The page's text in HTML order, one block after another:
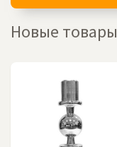
Новые товары